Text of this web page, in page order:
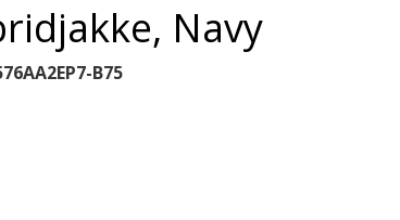
Navy
B75